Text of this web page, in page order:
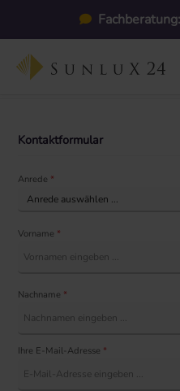
Zum Hauptinhalt springen
Kontaktformular
Anrede *
Vorname *
Nachname *
Ihre E-Mail-Adresse *